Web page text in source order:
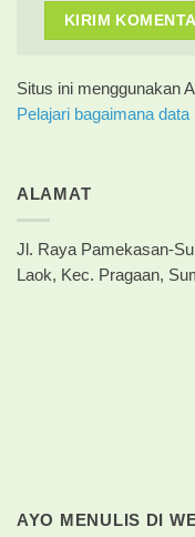
Situs ini menggunakan
Pelajari bagaimana
ALAMAT
Jl. Raya Pamekasan-
Laok, Kec. Pragaan,
AYO MENULIS DI